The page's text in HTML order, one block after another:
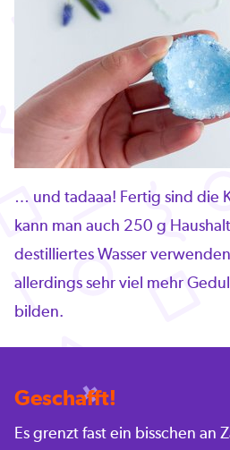
… und tadaaa! Fertig sind die
kann man auch 250 g
destilliertes Wasser
allerdings sehr viel mehr
bilden.
Geschafft!
Es grenzt fast ein bisschen an